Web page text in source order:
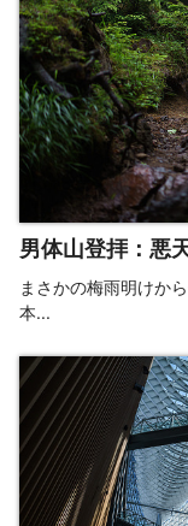
男体山登拝：悪
まさかの梅雨明けか
本...